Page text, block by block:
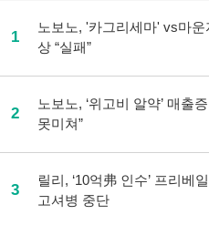
1
노보노, '카그리세마' vs마
상 “실패”
2
노보노, ‘위고비 알약’ 매출
못미쳐”
3
릴리, ‘10억弗 인수’ 프리베
고셔병 중단